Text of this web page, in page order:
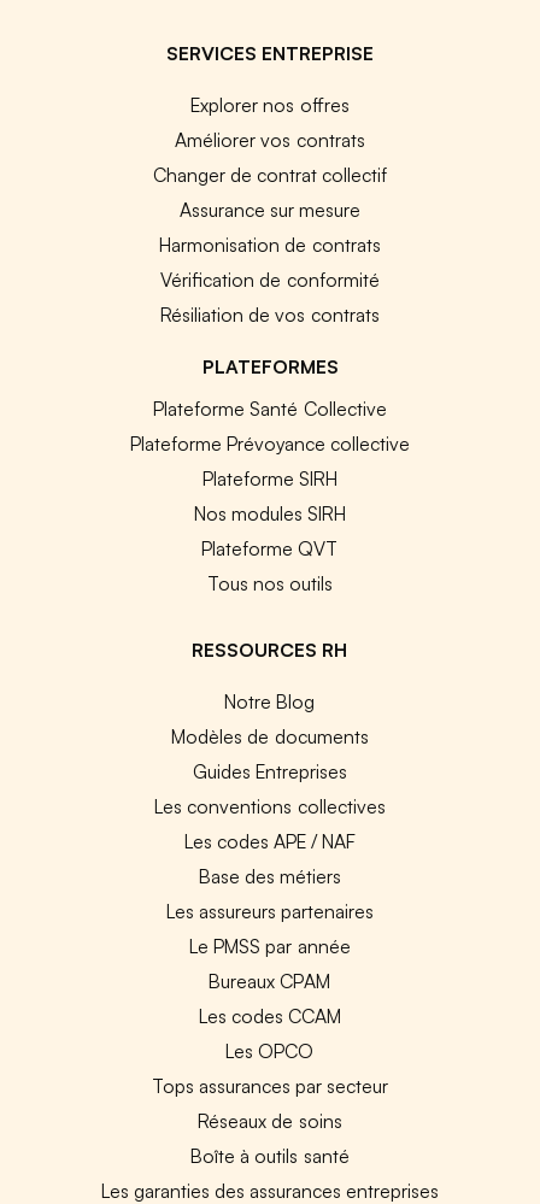
SERVICES ENTREPRISE
Explorer nos offres
Améliorer vos contrats
Changer de contrat collectif
Assurance sur mesure
Harmonisation de contrats
Vérification de conformité
Résiliation de vos contrats
PLATEFORMES
Plateforme Santé Collective
Plateforme Prévoyance collective
Plateforme SIRH
Nos modules SIRH
Plateforme QVT
Tous nos outils
RESSOURCES RH
Notre Blog
Modèles de documents
Guides Entreprises
Les conventions collectives
Les codes APE / NAF
Base des métiers
Les assureurs partenaires
Le PMSS par année
Bureaux CPAM
Les codes CCAM
Les OPCO
Tops assurances par secteur
Réseaux de soins
Boîte à outils santé
Les garanties des assurances entreprises